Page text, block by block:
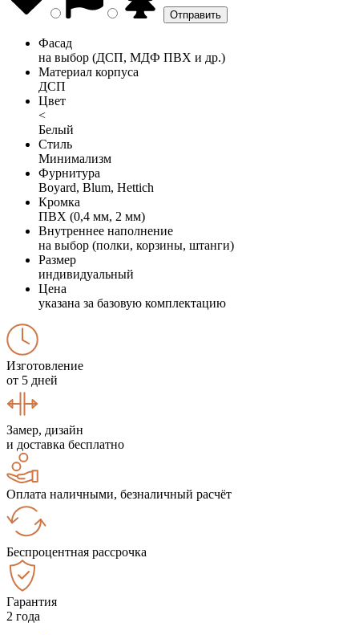
Фасад
на выбор (ДСП, МДФ ПВХ и др.)
Материал корпуса
ДСП
Цвет
<
Белый
Стиль
Минимализм
Фурнитура
Boyard, Blum, Hettich
Кромка
ПВХ (0,4 мм, 2 мм)
Внутреннее наполнение
на выбор (полки, корзины, штанги)
Размер
индивидуальный
Цена
указана за базовую комплектацию
Изготовление
от 5 дней
Замер, дизайн
и доставка бесплатно
Оплата наличными, безналичный расчёт
Беспроцентная рассрочка
Гарантия
2 года